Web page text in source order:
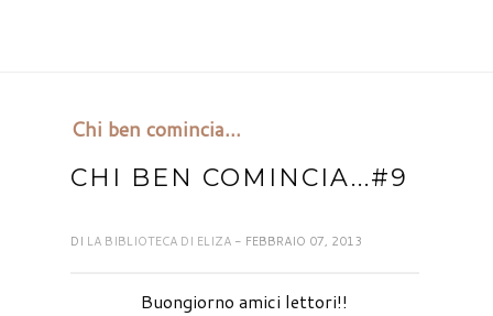
Chi ben comincia...
CHI BEN COMINCIA...#9
DI LA BIBLIOTECA DI ELIZA - FEBBRAIO 07, 2013
Buongiorno amici lettori!!